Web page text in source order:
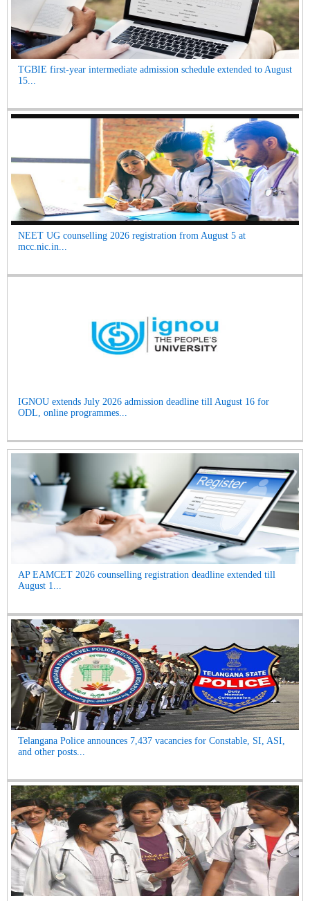
TGBIE first-year intermediate admission schedule extended to August
15...
NEET UG counselling 2026 registration from August 5 at
mcc.nic.in...
IGNOU extends July 2026 admission deadline till August 16 for
ODL, online programmes...
AP EAMCET 2026 counselling registration deadline extended till
August 1...
Telangana Police announces 7,437 vacancies for Constable, SI, ASI,
and other posts...